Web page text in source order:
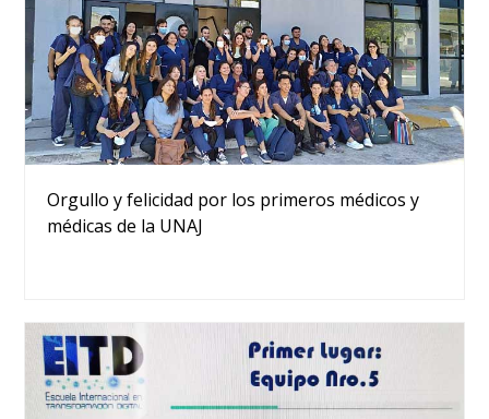
Orgullo y felicidad por los primeros médicos y
médicas de la UNAJ